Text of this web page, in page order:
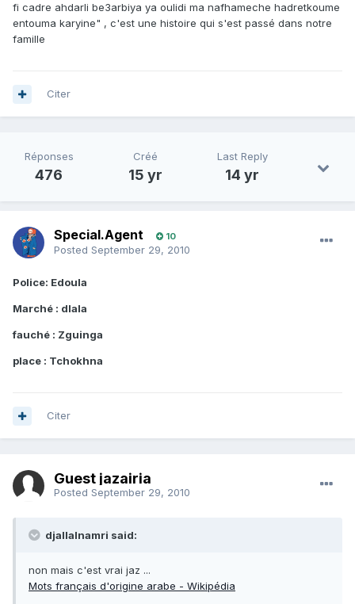
fi cadre ahdarli be3arbiya ya oulidi ma nafhameche hadretkoume
entouma karyine" , c'est une histoire qui s'est passé dans notre
famille
Citer
Réponses
476
Créé
15 yr
Last Reply
14 yr
Special.Agent 10
Posted September 29, 2010
Police: Edoula
Marché : dlala
fauché : Zguinga
place : Tchokhna
Citer
Guest jazairia
Posted September 29, 2010
djallalnamri said:
non mais c'est vrai jaz ...
Mots français d'origine arabe - Wikipédia